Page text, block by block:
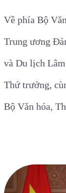
Về phía Bộ
Trung ương
và Du lịch
Thứ trưởng,
Bộ Văn hóa,